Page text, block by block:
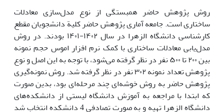
روش پژوهش حاضر همبستگی از نوع مدل‌سازی معادلات
ساختاری است. جامعه آماری پژوهش حاضر کلیة دانشجویان مقطع
کارشناسی دانشگاه الزهرا در سال ۱۴۰۲-۱۴۰۱ بودند. در روش
مدل‌یابی معادلات ساختاری با کمک نرم افزار اموس حجم نمونه
بین ۲۰۰ تا ۵۰۰ نفر در نظر گرفته می‌شود، با توجه به این اصل و نوع
پژوهش تعداد نمونه ۳۰۲ نفر در نظر گرفته شد. روش نمونه‌گیری
پژوهش حاضر به روش خوشه‌ای چند مرحله‌ای بود، بدین صورت
که ابتدا با مراجعه به آموزش دانشگاه لیستی از دانشکده‌های
دانشگاه الزهرا تهیه و به صورت تصادفی 4 دانشکده انتخاب شد